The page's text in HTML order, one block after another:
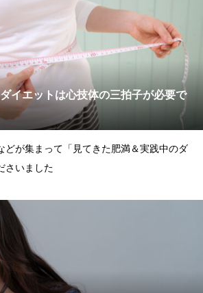
イエットは心技体の三拍子が必要で
どが集まって「見てきた肥満＆実践中のダ
さいました